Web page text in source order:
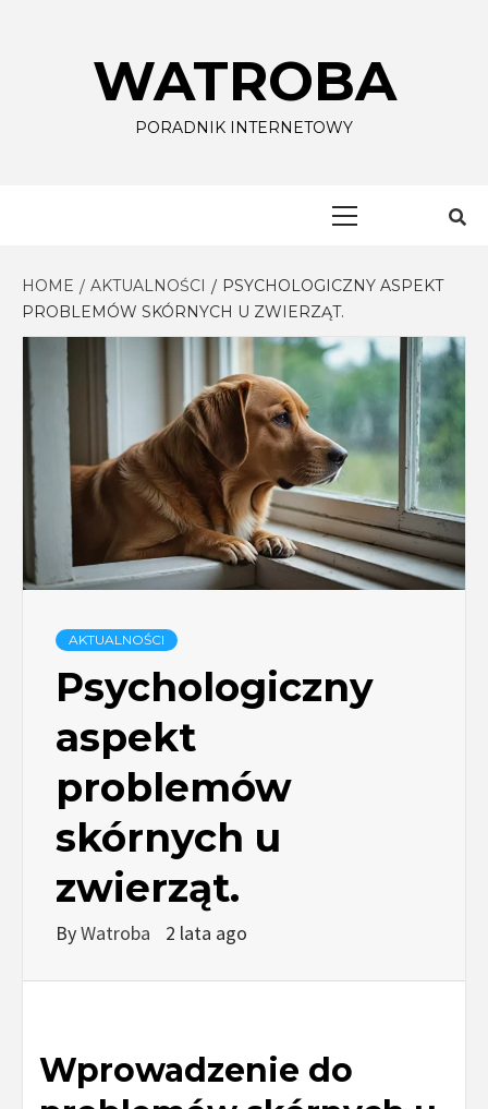
WATROBA
PORADNIK INTERNETOWY
HOME AKTUALNOŚCI
PSYCHOLOGICZNY ASPEKT
PROBLEMÓW SKÓRNYCH U ZWIERZĄT.
AKTUALNOŚCI
Psychologiczny
aspekt
problemów
skórnych u
zwierząt.
ByWatroba 2 lata ago
Wprowadzenie do